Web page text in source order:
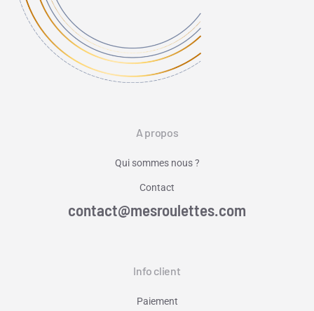
A propos
Qui sommes nous ?
Contact
contact@mesroulettes.com
Info client
Paiement